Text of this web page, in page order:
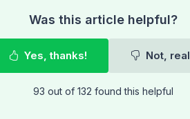
Was this article helpful?
Yes, thanks! Not,
93 out of 132 found this helpful